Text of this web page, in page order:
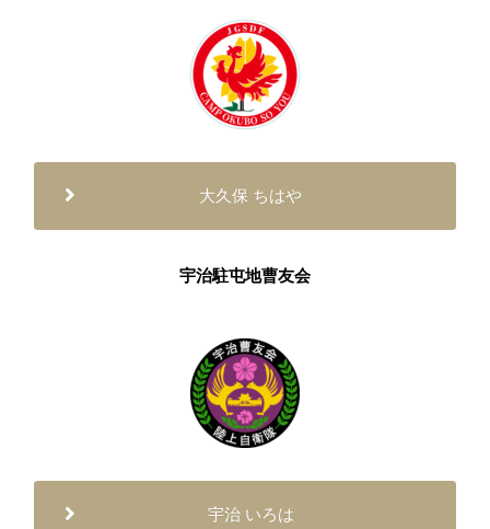
大久保 ちはや
宇治駐屯地曹友会
宇治 いろは